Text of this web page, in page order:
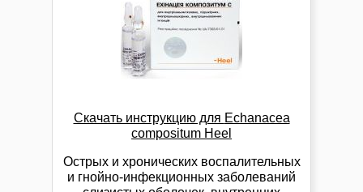
Скачать инструкцию для Echanacea
compositum Heel
Острых и хронических воспалительных
и гнойно-инфекционных заболеваний